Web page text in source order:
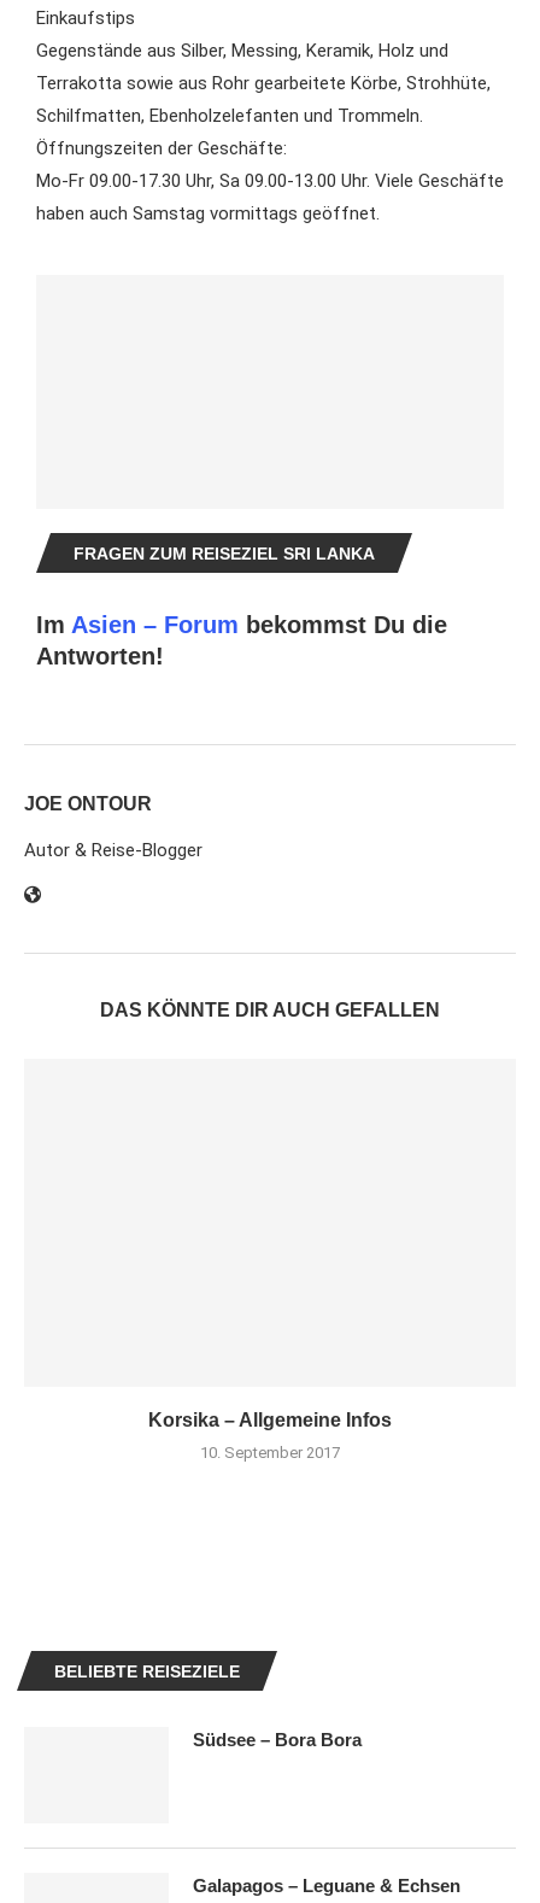
Einkaufstips
Gegenstände aus Silber, Messing, Keramik, Holz und
Terrakotta sowie aus Rohr gearbeitete Körbe, Strohhüte,
Schilfmatten, Ebenholzelefanten und Trommeln.
Öffnungszeiten der Geschäfte:
Mo-Fr 09.00-17.30 Uhr, Sa 09.00-13.00 Uhr. Viele Geschäfte
haben auch Samstag vormittags geöffnet.
FRAGEN ZUM REISEZIEL SRI LANKA
Im Asien – Forum bekommst Du die
Antworten!
JOE ONTOUR
Autor & Reise-Blogger
DAS KÖNNTE DIR AUCH GEFALLEN
Korsika – Allgemeine Infos
10. September 2017
BELIEBTE REISEZIELE
Südsee – Bora Bora
Galapagos – Leguane & Echsen